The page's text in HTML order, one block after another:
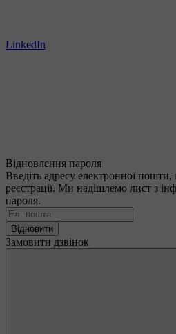
LinkedIn
Відновлення пароля
Введіть адресу електронної
реєстрації. Ми надішлемо лист з
пароля.
Відновити
Замовити дзвінок